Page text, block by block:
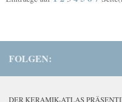
FOLGEN:
DER KERAMIK-ATLAS